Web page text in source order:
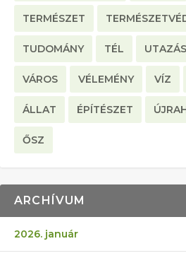
TERMÉSZET
TUDOMÁNY TÉL UTAZÁS
VÁROS VÉLEMÉNY VÍZ
ÁLLAT ÉPÍTÉSZET
ŐSZ
ARCHÍVUM
2026. január